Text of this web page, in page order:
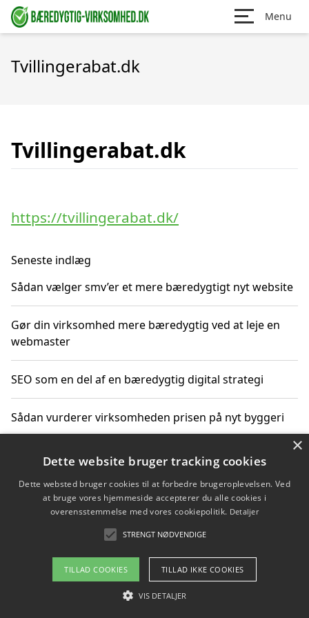
Menu
Tvillingerabat.dk
Tvillingerabat.dk
https://tvillingerabat.dk/
Seneste indlæg
Sådan vælger smv’er et mere bæredygtigt nyt website
Gør din virksomhed mere bæredygtig ved at leje en
webmaster
SEO som en del af en bæredygtig digital strategi
Sådan vurderer virksomheden prisen på nyt byggeri
Sådan får du hjælp til en hjemmeside uden binding
Copyright 2026 - Pilanto Aps
Om / kontakt
Blog Betingelser
×
Dette website bruger tracking cookies
Dette websted bruger cookies til at forbedre brugeroplevelsen. Ved
at bruge vores hjemmeside accepterer du alle cookies i
overensstemmelse med vores cookiepolitik. Detaljer
STRENGT NØDVENDIGE
TILLAD COOKIES TILLAD IKKE COOKIES
VIS DETALJER